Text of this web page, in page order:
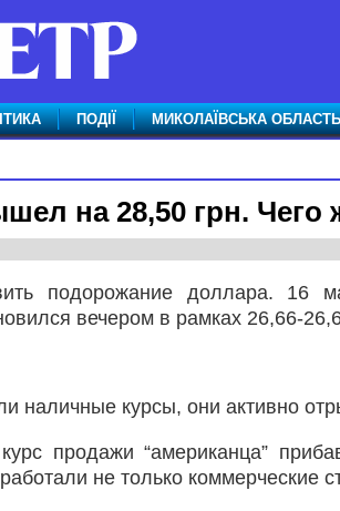
ПОДІЇ МИКОЛАЇВСЬКА ОБЛАСТЬ
на 28,50 грн.
подорожание доллара. 16
вечером в рамках 26,66-
наличные курсы, они активно
продажи “американца”
не только коммерческие